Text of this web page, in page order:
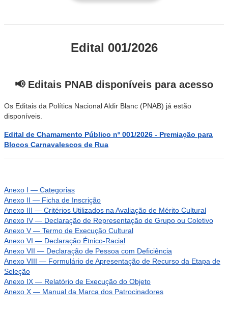
Edital 001/2026
📢 Editais PNAB disponíveis para acesso
Os Editais da Política Nacional Aldir Blanc (PNAB) já estão
disponíveis.
Edital de Chamamento Público nº 001/2026 - Premiação para
Blocos Carnavalescos de Rua
Anexo I — Categorias
Anexo II — Ficha de Inscrição
Anexo III — Critérios Utilizados na Avaliação de Mérito Cultural
Anexo IV — Declaração de Representação de Grupo ou Coletivo
Anexo V — Termo de Execução Cultural
Anexo VI — Declaração Étnico-Racial
Anexo VII — Declaração de Pessoa com Deficiência
Anexo VIII — Formulário de Apresentação de Recurso da Etapa de
Seleção
Anexo IX — Relatório de Execução do Objeto
Anexo X — Manual da Marca dos Patrocinadores